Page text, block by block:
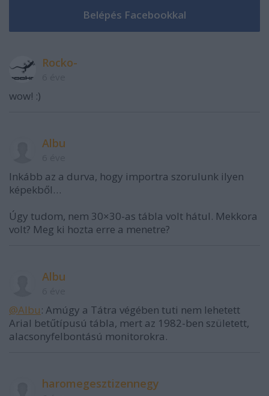
Rocko-
wow! :)
Albu
Inkább az a durva, hogy importra szorulunk ilyen
képekből…
Úgy tudom, nem 30×30-as tábla volt hátul. Mekkora
volt? Meg ki hozta erre a menetre?
Albu
@Albu: Amúgy a Tátra végében tuti nem lehetett
Arial betűtípusú tábla, mert az 1982-ben született,
alacsonyfelbontású monitorokra.
haromegesztizennegy